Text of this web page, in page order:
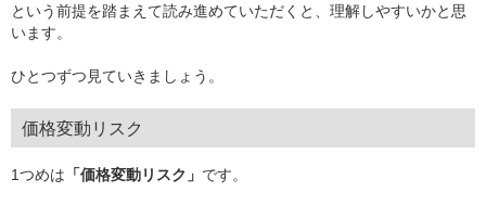
という前提を踏まえて読み進めていただくと、理解しやすいかと思
います。
ひとつずつ見ていきましょう。
価格変動リスク
1つめは 「価格変動リスク」 です。